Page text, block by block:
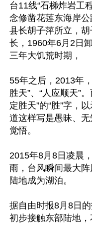
台11线“石梯炸岩工
念修凿花莲东海岸
县长胡子萍所立，
长，1960年6月2日
三年大饥荒时期，
55年之后，2013年
胜天”、“人应顺天”
定胜天”的“胜”字，
道这样写是愚昧、
觉悟。
2015年8月8日凌晨
雨，台风瞬间最大
陆地成为湖泊。
据自由时报8月8日
初步接触东部陆地，